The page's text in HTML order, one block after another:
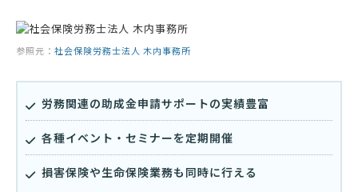
参照元： 社会保険労務士法人 木内事務所
労務関連の助成金申請サポートの実績豊富
各種イベント・セミナーを定期開催
損害保険や生命保険業務も同時に行える